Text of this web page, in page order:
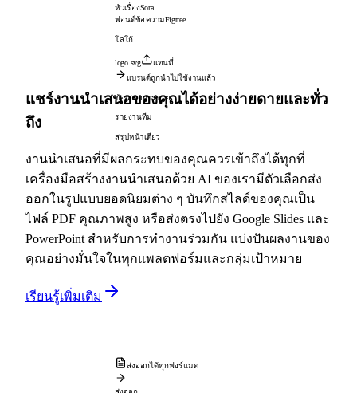
หัวเรื่องSora
ฟอนต์ข้อความFigtree
โลโก้
logo.svg
แทนที่
แบรนด์ถูกนำไปใช้งานแล้ว
ข้อเสนอการขาย
รายงานทีม
สรุปหน้าเดียว
แชร์งานนำเสนอของคุณได้อย่างง่ายดายและทั่ว
ถึง
งานนำเสนอที่มีผลกระทบของคุณควรเข้าถึงได้ทุกที่
เครื่องมือสร้างงานนำเสนอด้วย AI ของเรามีตัวเลือกส่ง
ออกในรูปแบบยอดนิยมต่าง ๆ บันทึกสไลด์ของคุณเป็น
ไฟล์ PDF คุณภาพสูง หรือส่งตรงไปยัง Google Slides และ
PowerPoint สำหรับการทำงานร่วมกัน แบ่งปันผลงานของ
คุณอย่างมั่นใจในทุกแพลตฟอร์มและกลุ่มเป้าหมาย
เรียนรู้เพิ่มเติม
ส่งออกได้ทุกฟอร์แมต